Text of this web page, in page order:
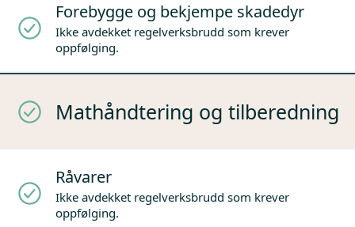
Forebygge og bekjempe skadedyr
Ikke avdekket regelverksbrudd som krever
oppfølging.
Mathåndtering og tilberedning
Råvarer
Ikke avdekket regelverksbrudd som krever
oppfølging.